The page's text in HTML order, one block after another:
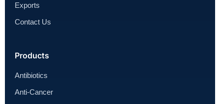
Exports
Contact Us
Products
Antibiotics
Anti-Cancer